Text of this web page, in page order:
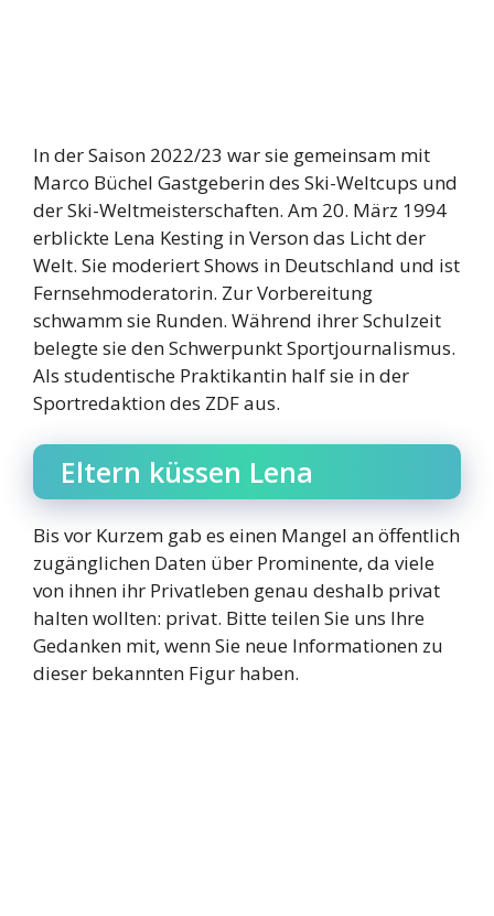
In der Saison 2022/23 war sie gemeinsam mit
Marco Büchel Gastgeberin des Ski-Weltcups und
der Ski-Weltmeisterschaften. Am 20. März 1994
erblickte Lena Kesting in Verson das Licht der
Welt. Sie moderiert Shows in Deutschland und ist
Fernsehmoderatorin. Zur Vorbereitung
schwamm sie Runden. Während ihrer Schulzeit
belegte sie den Schwerpunkt Sportjournalismus.
Als studentische Praktikantin half sie in der
Sportredaktion des ZDF aus.
Eltern küssen Lena
Bis vor Kurzem gab es einen Mangel an öffentlich
zugänglichen Daten über Prominente, da viele
von ihnen ihr Privatleben genau deshalb privat
halten wollten: privat. Bitte teilen Sie uns Ihre
Gedanken mit, wenn Sie neue Informationen zu
dieser bekannten Figur haben.